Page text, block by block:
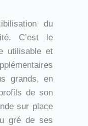
du
C’est le
utilisable et
grands, en
de son
sur place
gré de ses